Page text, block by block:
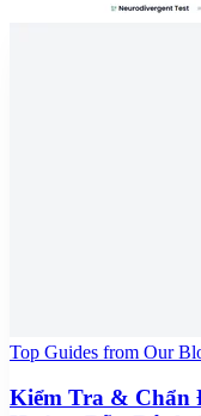
Top Guides from Our
Kiểm Tra & Chẩn